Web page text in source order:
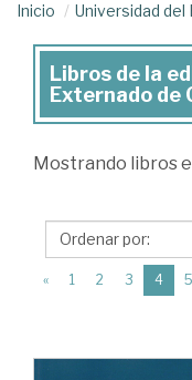
Inicio Universidad del
Libros
de
la
Universidad
del
Externado
Colombia
Libros de la
Externado de
Mostrando libros
« 1 2 3 4 5